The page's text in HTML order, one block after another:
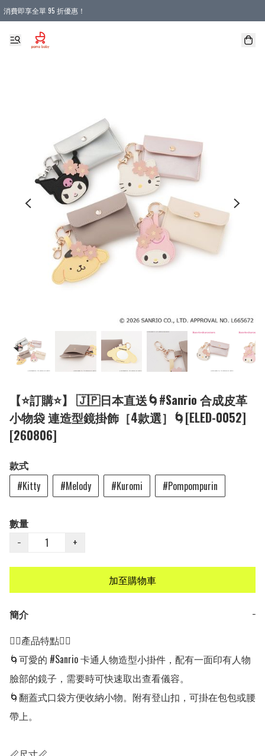
消費即享全單 95 折優惠！
購物滿 HKD 900.00即享免運費優惠！（適用於 本地送貨、本地取貨 )
【⭐訂購⭐】 🇯🇵日本直送🌀#Sanrio 合成皮革
小物袋 連造型鏡掛飾［4款選］🌀[ELED-0052]
[260806]
款式
#Kitty
#Melody #Kuromi #Pompompurin
數量
−
+
加至購物車
簡介
−
👍🏻產品特點👍🏻
🌀可愛的 #Sanrio 卡通人物造型小掛件，配有一面印有人物
臉部的鏡子，需要時可快速取出查看儀容。
🌀翻蓋式口袋方便收納小物。附有登山扣，可掛在包包或腰
帶上。